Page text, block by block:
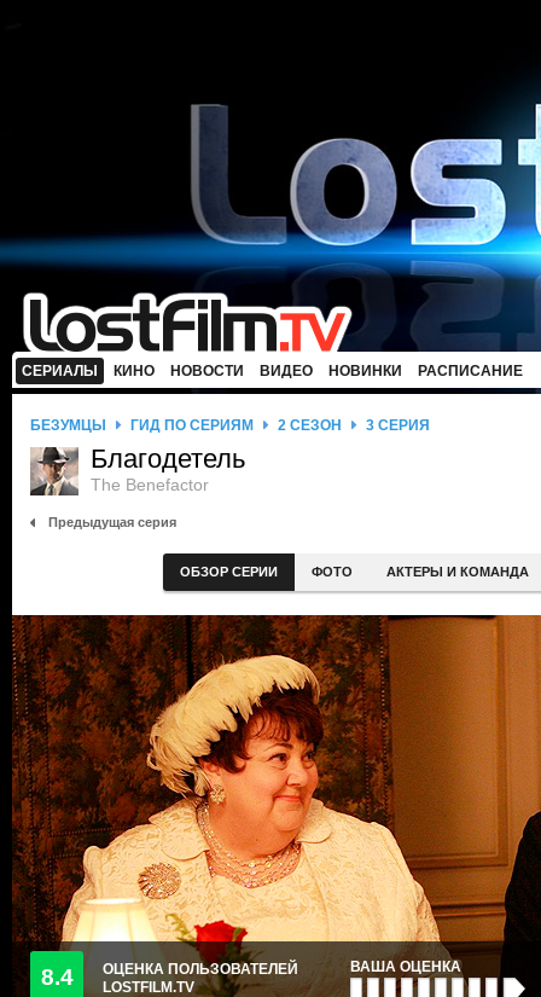
СЕРИАЛЫ КИНО НОВОСТИ ВИДЕО НОВИНКИ РАСПИСАНИЕ
БЕЗУМЦЫ ГИД ПО СЕРИЯМ 2 СЕЗОН 3 СЕРИЯ
Благодетель
The Benefactor
Предыдущая серия
ОБЗОР СЕРИИ ФОТО АКТЕРЫ И КОМАНДА
8.4
ОЦЕНКА ПОЛЬЗОВАТЕЛЕЙ
LOSTFILM.TV
ВАША ОЦЕНКА